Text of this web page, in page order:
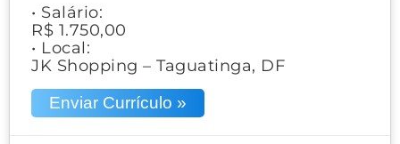
• Salário:
R$ 1.750,00
• Local:
JK Shopping – Taguatinga, DF
Enviar Currículo »